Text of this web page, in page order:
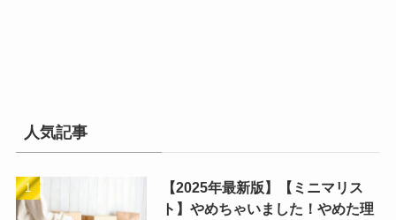
人気記事
【2025年最新版】【ミニマリス
ト】やめちゃいました！やめた理